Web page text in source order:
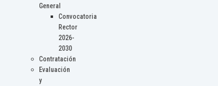
General
Convocatoria
Rector
2026-
2030
Contratación
Evaluación
y